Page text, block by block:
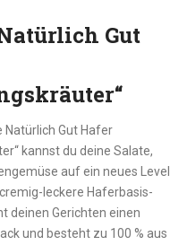
Gut
Natürlich Gut Hafer
kannst du deine Salate,
auf ein neues Level
leckere Haferbasis-
deinen Gerichten einen
und besteht zu 100 % aus